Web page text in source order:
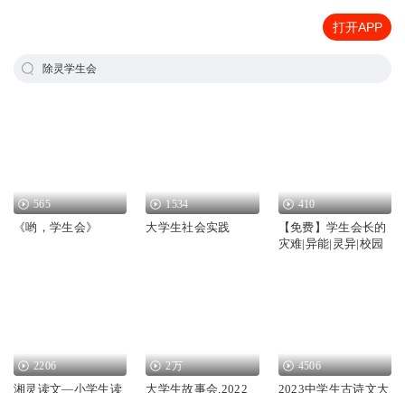
打开APP
除灵学生会
565
《哟，学生会》
1534
大学生社会实践
410
【免费】学生会长的
灾难|异能|灵异|校园
2206
湘灵读文—小学生读
2万
大学生故事会.2022
4506
2023中学生古诗文大